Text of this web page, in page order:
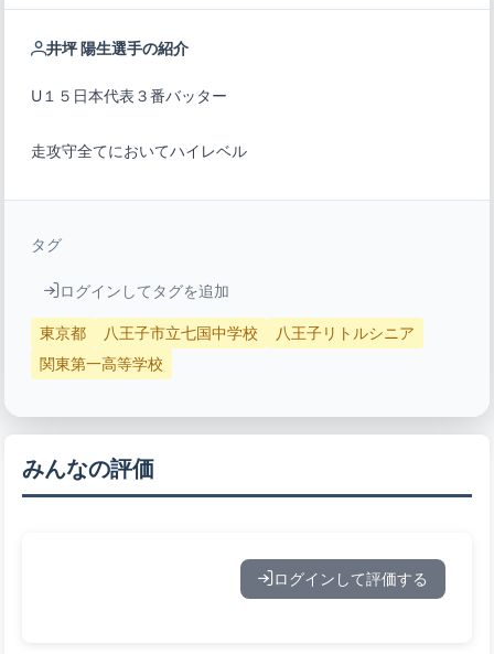
井坪 陽生選手の紹介
走攻守全てにおいてハイレベル
タグ
ログインしてタグを追加
東京都 八王子市立七国中学校
八王子リトルシニア
関東第一高等学校
みんなの評価
ログインして評価する